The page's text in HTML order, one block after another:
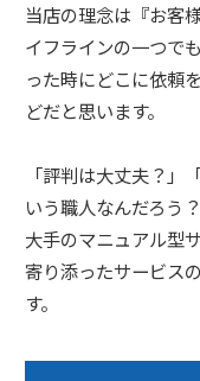
当店の理念は『お客
イフラインの一つで
った時にどこに依頼
どだと思います。
「評判は大丈夫？」
いう職人なんだろう
大手のマニュアル型
寄り添ったサービス
す。